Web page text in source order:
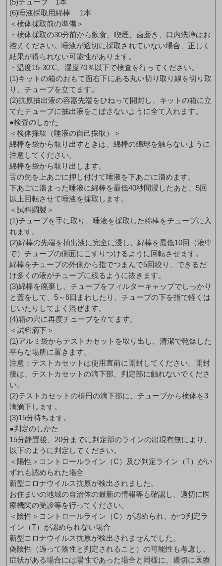
(5)チューブ 1本
(6)唾液採取用綿棒 1本
＜検体採取前の準備＞
・検体採取の30分前から飲食、喫煙、歯磨き、口内洗浄はお
控えください。唾液が適切に採取されていない場合、正しく
結果が得られない可能性があります。
・温度15-30℃、湿度70％以下で検査を行ってください。
(1)キットの箱のおもて面右下にある丸い切り取り線を切り取
り、チューブを立てます。
(2)抗原抽出液の容器先端をひねって開封し、キットの箱に立
てたチューブに抽出液をこぼさないように全て入れます。
●検査のしかた
＜検体採取（唾液の自己採取）＞
綿棒を袋から取り出すときは、綿棒の綿球を触らないように
注意してください。
綿棒を袋から取り出します。
舌の先を上あごに押し付けて唾液を下あごに溜めます。
下あごに溜まった唾液に綿棒を最低40秒間浸したあと、5回
以上回転させて唾液を採取します。
＜試料調製＞
(1)チューブを手に取り、唾液を採取した綿棒をチューブに入
れます。
(2)綿棒の先端を抽出液に完全に浸し、綿棒を最低10回（液中
で）チューブの側面にこすりつけるように回転させます。
綿棒をチューブの外側から指でつまんで5回絞り、できるだ
け多くの液がチューブに残るように抜きます。
(3)綿棒を廃棄し、チューブをフィルターキャップでしっかり
と蓋をして、5～6回まわしたり、チューブの下を指で軽くは
じいたりしてよく混ぜます。
(4)箱の穴に再度チューブを立てます。
＜試料滴下＞
(1)アルミ袋からテストカセットを取り出し、清潔で乾燥した
平らな場所に置きます。
注意：テストカセットは使用直前に開封してください。開封
後は、テストカセットの滴下部、判定部に触れないでくださ
い。
(2)テストカセットの楕円の滴下部に、チューブから検体を3
滴滴下します。
(3)15分待ちます。
●判定のしかた
15分静置後、20分までに判定部のラインの出現有無により、
以下のように判定してください。
＜陽性＞コントロールライン（C）及び判定ライン（T）がい
ずれも認められた場合
新型コロナウイルス抗原が検出されました。
お住まいの地域の自治体の最新の情報等も確認し、適切に医
療機関の受診等を行ってください。
＜陰性＞コントロールライン（C）が認められ、かつ判定ラ
イン（T）が認められない場合
新型コロナウイルス抗原が検出されませんでした。
偽陰性（過って陰性と判定されること）の可能性も考慮し、
症状がある場合には陽性であった場合と同様に、適切に医療